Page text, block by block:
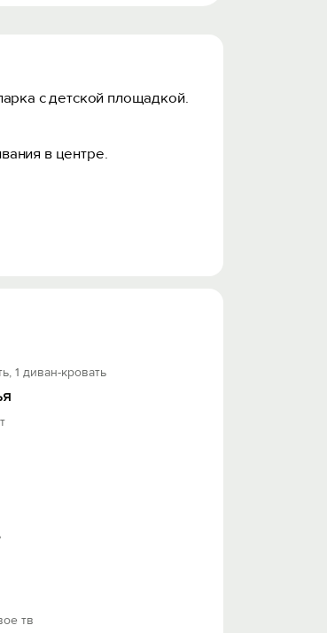
с детской площадкой.
в цeнтре.
фен, утюг.
стола.
проживания.
с инструкцией.
1 диван-кровать
тв